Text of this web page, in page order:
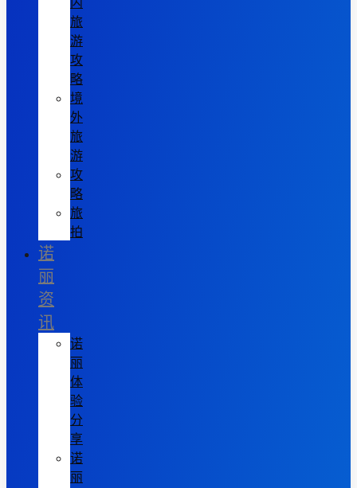
旅
游
攻
略
境
外
旅
游
攻
略
旅
拍
诺
丽
资
讯
诺
丽
体
验
分
享
诺
丽